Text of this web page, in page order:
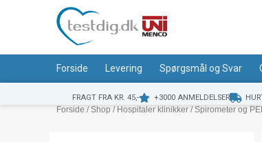
Forside Levering Spørgsmål og Svar
FRAGT FRA KR. 45,- +3000 ANMELDELSER
Forside /Shop / Hospitaler klinikker /Spirometer og